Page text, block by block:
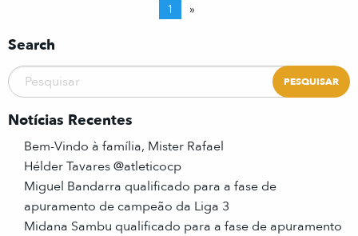
1 »
Search
Notícias Recentes
Bem-Vindo à família, Mister Rafael
Hélder Tavares @atleticocp
Miguel Bandarra qualificado para a fase de
apuramento de campeão da Liga 3
Midana Sambu qualificado para a fase de apuramento